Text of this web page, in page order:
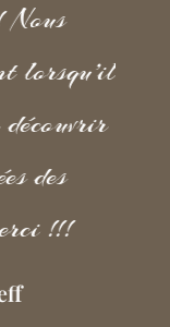
Nous
lorsqu’il
des
!!!